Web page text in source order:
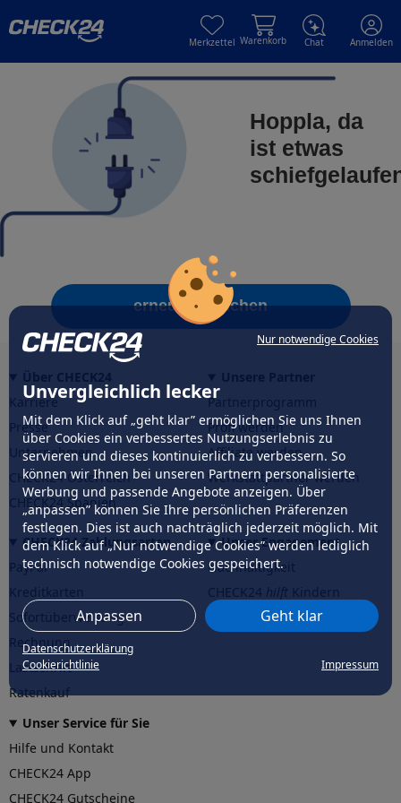
Nur notwendige Cookies
Unvergleichlich lecker
Mit dem Klick auf „geht klar” ermöglichen Sie uns Ihnen
über Cookies ein verbessertes Nutzungserlebnis zu
servieren und dieses kontinuierlich zu verbessern. So
können wir Ihnen bei unseren Partnern personalisierte
Werbung und passende Angebote anzeigen. Über
„anpassen” können Sie Ihre persönlichen Präferenzen
festlegen. Dies ist auch nachträglich jederzeit möglich. Mit
dem Klick auf „Nur notwendige Cookies” werden lediglich
technisch notwendige Cookies gespeichert.
Anpassen Geht klar
Datenschutzerklärung
Cookierichtlinie
Impressum
Merkzettel Warenkorb Chat Anmelden
Hoppla, da
ist etwas
erneut versuchen
Karriere
Presse
Unternehmen
CHECK24 Österreich
CHECK24 Spanien
Partnerprogramm
Profi werden
Affiliate werden
Werkstattpartner werden
CHECK24 Zahlungsarten
PayPal
Sofortüberweisung
Rechnung
Lastschrift
Ratenkauf
Unser Engagement
Nachhaltigkeit
CHECK24hilftder Natur
Unser Service für Sie
Hilfe und Kontakt
CHECK24 App
CHECK24 Gutscheine